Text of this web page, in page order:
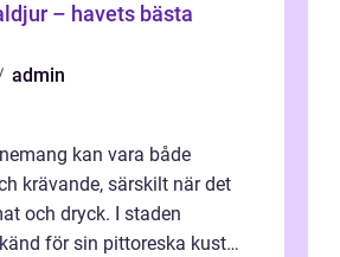
– havets bästa
admin
kan vara både
krävande, särskilt när det
och dryck. I staden
för sin pittoreska kust